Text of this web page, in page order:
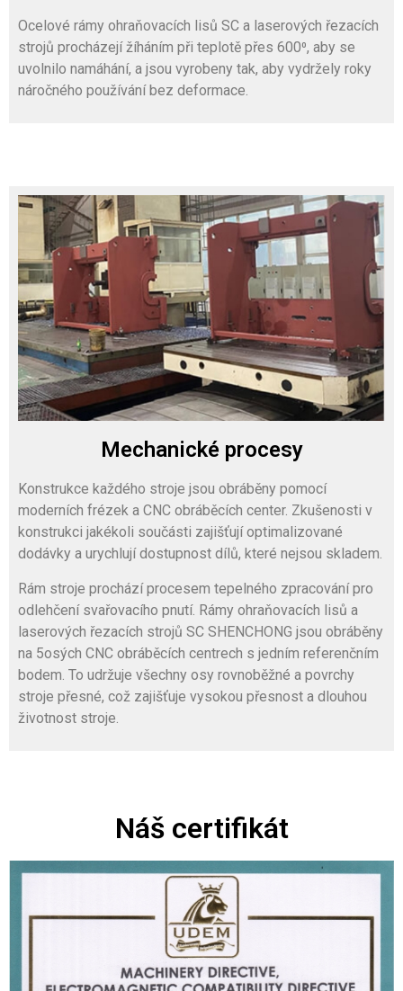
Ocelové rámy ohraňovacích lisů SC a laserových řezacích
strojů procházejí žíháním při teplotě přes 600⁰, aby se
uvolnilo namáhání, a jsou vyrobeny tak, aby vydržely roky
náročného používání bez deformace.
Mechanické procesy
Konstrukce každého stroje jsou obráběny pomocí
moderních frézek a CNC obráběcích center. Zkušenosti v
konstrukci jakékoli součásti zajišťují optimalizované
dodávky a urychlují dostupnost dílů, které nejsou skladem.
Rám stroje prochází procesem tepelného zpracování pro
odlehčení svařovacího pnutí. Rámy ohraňovacích lisů a
laserových řezacích strojů SC SHENCHONG jsou obráběny
na 5osých CNC obráběcích centrech s jedním referenčním
bodem. To udržuje všechny osy rovnoběžné a povrchy
stroje přesné, což zajišťuje vysokou přesnost a dlouhou
životnost stroje.
Náš certifikát